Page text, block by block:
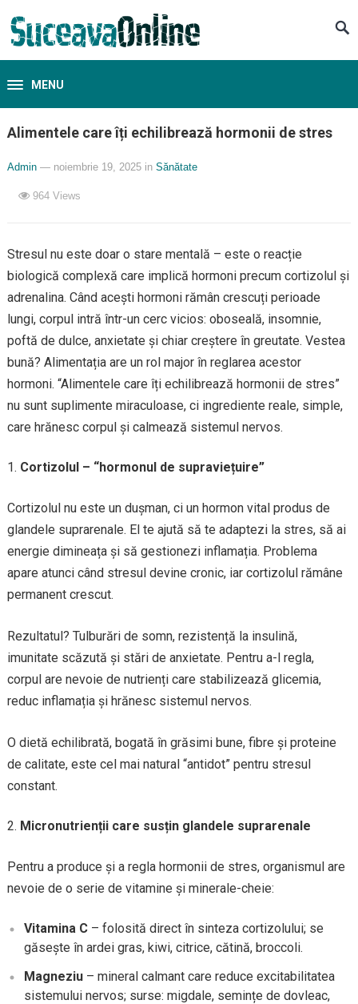
MENU
Alimentele care îți echilibrează hormonii de stres
Admin — noiembrie 19, 2025 in Sănătate
964Views
Stresul nu este doar o stare mentală – este o reacție
biologică complexă care implică hormoni precum cortizolul și
adrenalina. Când acești hormoni rămân crescuți perioade
lungi, corpul intră într-un cerc vicios: oboseală, insomnie,
poftă de dulce, anxietate și chiar creștere în greutate. Vestea
bună? Alimentația are un rol major în reglarea acestor
hormoni. “Alimentele care îți echilibrează hormonii de stres”
nu sunt suplimente miraculoase, ci ingrediente reale, simple,
care hrănesc corpul și calmează sistemul nervos.
Cortizolul – “hormonul de supraviețuire”
Cortizolul nu este un dușman, ci un hormon vital produs de
glandele suprarenale. El te ajută să te adaptezi la stres, să ai
energie dimineața și să gestionezi inflamația. Problema
apare atunci când stresul devine cronic, iar cortizolul rămâne
permanent crescut.
Rezultatul? Tulburări de somn, rezistență la insulină,
imunitate scăzută și stări de anxietate. Pentru a-l regla,
corpul are nevoie de nutrienți care stabilizează glicemia,
reduc inflamația și hrănesc sistemul nervos.
O dietă echilibrată, bogată în grăsimi bune, fibre și proteine
de calitate, este cel mai natural “antidot” pentru stresul
constant.
Micronutrienții care susțin glandele suprarenale
Pentru a produce și a regla hormonii de stres, organismul are
nevoie de o serie de vitamine și minerale-cheie:
Vitamina C– folosită direct în sinteza cortizolului; se
găsește în ardei gras, kiwi, citrice, cătină, broccoli.
Magneziu– mineral calmant care reduce excitabilitatea
sistemului nervos; surse: migdale, semințe de dovleac,